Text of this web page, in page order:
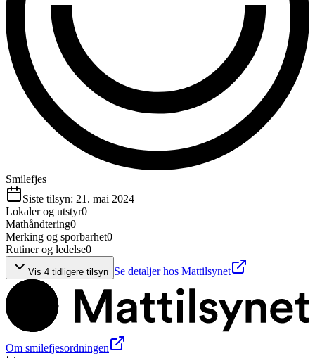
Smilefjes
Siste tilsyn: 21. mai 2024
Lokaler og utstyr0
Mathåndtering0
Merking og sporbarhet0
Rutiner og ledelse0
Vis 4 tidligere tilsyn Se detaljer hos Mattilsynet
Om smilefjesordningen